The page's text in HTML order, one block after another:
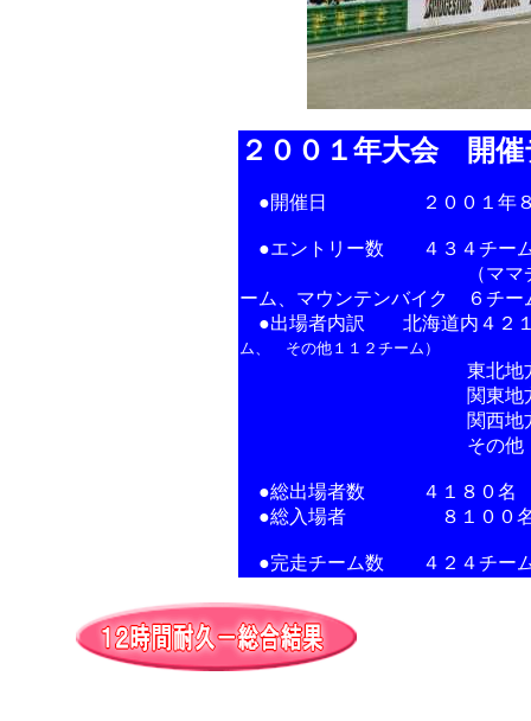
２００１年大会 開催
●開催日 ２００１年８月
●エントリー数 ４３４チー
（ママチャリ ４２
ーム、マウンテンバイク ６チー
●出場者内訳 北海道内４２
ム、 その他１１２チーム）
東北地方 ２
関東地方 ６
関西地方 ２
その他 広島、山
●総出場者数 ４１８０名
●総入場者 ８１００
●完走チーム数 ４２４チー